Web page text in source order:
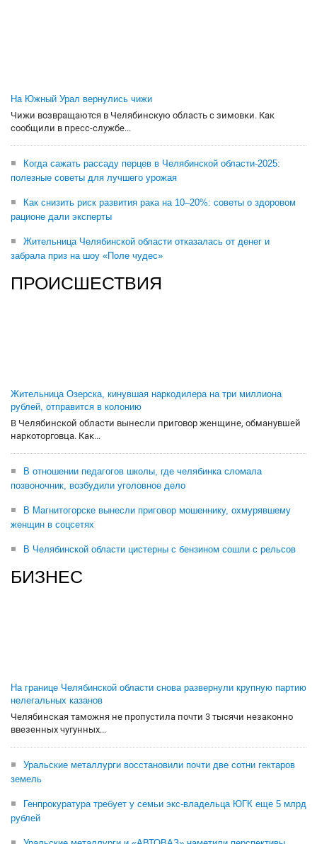
На Южный Урал вернулись чижи
Чижи возвращаются в Челябинскую область с зимовки. Как
сообщили в пресс-службе...
Когда сажать рассаду перцев в Челябинской области-2025:
полезные советы для лучшего урожая
Как снизить риск развития рака на 10–20%: советы о здоровом
рационе дали эксперты
Жительница Челябинской области отказалась от денег и
забрала приз на шоу «Поле чудес»
ПРОИСШЕСТВИЯ
Жительница Озерска, кинувшая наркодилера на три миллиона
рублей, отправится в колонию
В Челябинской области вынесли приговор женщине, обманувшей
наркоторговца. Как...
В отношении педагогов школы, где челябинка сломала
позвоночник, возбудили уголовное дело
В Магнитогорске вынесли приговор мошеннику, охмурявшему
женщин в соцсетях
В Челябинской области цистерны с бензином сошли с рельсов
БИЗНЕС
На границе Челябинской области снова развернули крупную партию
нелегальных казанов
Челябинская таможня не пропустила почти 3 тысячи незаконно
ввезенных чугунных...
Уральские металлурги восстановили почти две сотни гектаров
земель
Генпрокуратура требует у семьи экс-владельца ЮГК еще 5 млрд
рублей